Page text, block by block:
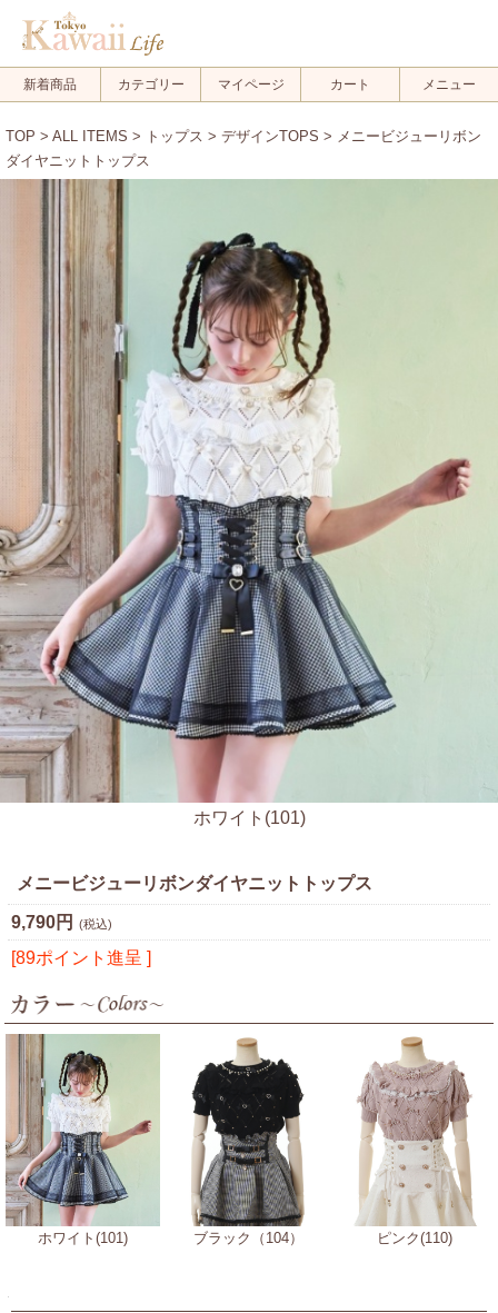
新着商品 カテゴリー マイページ カート メニュー
TOP > ALL ITEMS > トップス > デザインTOPS > メニービジューリボン
ダイヤニットトップス
ホワイト(101)
メニービジューリボンダイヤニットトップス
9,790円 (税込)
[89ポイント進呈 ]
ホワイト(101) ブラック（104） ピンク(110)